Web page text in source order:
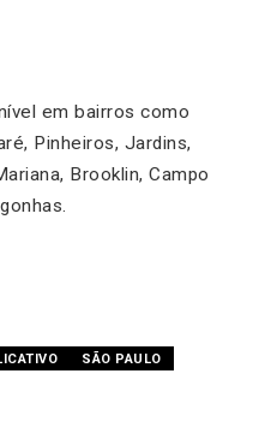
em bairros como
Pinheiros, Jardins,
Brooklin, Campo
SÃO PAULO